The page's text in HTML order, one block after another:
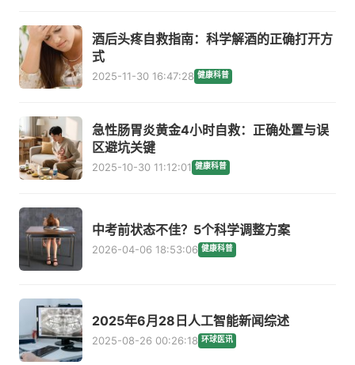
酒后头疼自救指南：科学解酒的正确打开方
式
2025-11-30 16:47:28 健康科普
急性肠胃炎黄金4小时自救：正确处置与误
区避坑关键
2025-10-30 11:12:01 健康科普
中考前状态不佳？5个科学调整方案
2026-04-06 18:53:06 健康科普
2025年6月28日人工智能新闻综述
2025-08-26 00:26:18 环球医讯